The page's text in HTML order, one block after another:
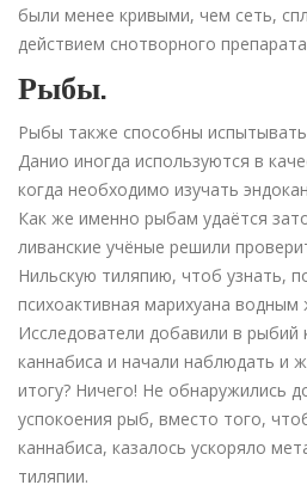
были менее кривыми, чем сеть,
действием снотворного
Рыбы.
Рыбы также способны
Данио иногда используются в
когда необходимо изучать
Как же именно рыбам удаётся
ливанские учёные решили
Нильскую тиляпию, чтоб узнать,
психоактивная марихуана водным
Исследователи добавили в
каннабиса и начали наблюдать и
итогу? Ничего! Не обнаружились
успокоения рыб, вместо того,
каннабиса, казалось ускоряло
тиляпии.